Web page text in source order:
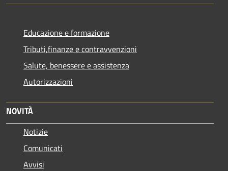
Educazione e formazione
Tributi,finanze e contravvenzioni
Salute, benessere e assistenza
Autorizzazioni
NOVITÀ
Notizie
Comunicati
Avvisi